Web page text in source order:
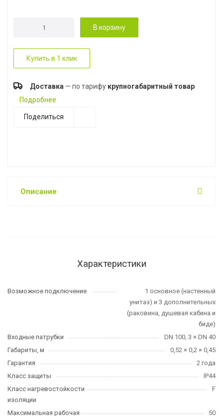
В корзину
Купить в 1 клик
Доставка — по тарифу крупногабаритный товар
Подробнее
Поделиться
Описание
Характеристики
Возможное подключение
1 основное (настенный
унитаз) и 3 дополнительных
(раковина, душевая кабина и
биде)
Входные патрубки
DN 100, 3 × DN 40
Габариты, м
0,52 × 0,2 × 0,45
Гарантия
2 года
Класс защиты
IP44
Класс нагревостойкости
изоляции
F
Максимальная рабочая 50